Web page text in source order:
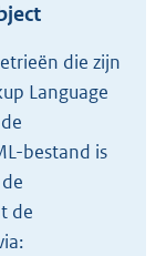
die zijn
Language
bestand is
de